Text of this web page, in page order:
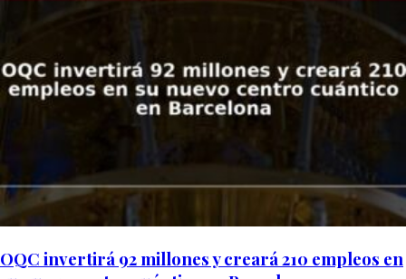
OQC invertirá 92 millones y creará 210 empleos en